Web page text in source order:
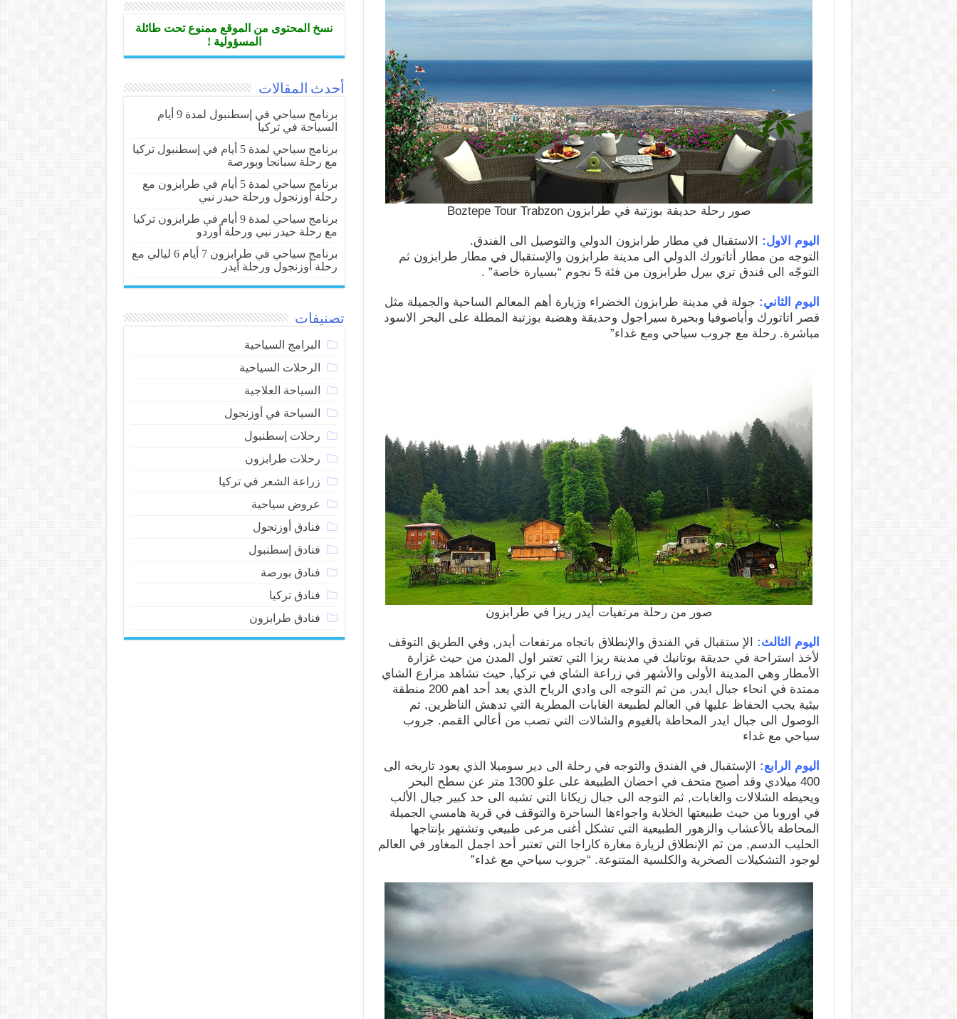
صور رحلة حديقة بوزتبة في طرابزون Boztepe Tour Trabzon
اليوم الاول: الاستقبال في مطار طرابزون الدولي والتوصيل الى الفندق.
التوجه من مطار أتاتورك الدولي الى مدينة طرابزون والإستقبال في مطار طرابزون ثم
التوجّه الى فندق تري بيرل طرابزون من فئة 5 نجوم “بسيارة خاصة” .
اليوم الثاني: جولة في مدينة طرابزون الخضراء وزيارة أهم المعالم الساحية والجميلة مثل
قصر اتاتورك وأياصوفيا وبحيرة سيراجول وحديقة وهضبة بوزتبة المطلة على البحر الاسود
مباشرة. رحلة مع جروب سياحي ومع غداء”
صور من رحلة مرتفيات أيدر ريزا في طرابزون
اليوم الثالث: الإ ستقبال في الفندق والإنطلاق باتجاه مرتفعات أيدر, وفي الطريق التوقف
لأخذ استراحة في حديقة بوتانيك في مدينة ريزا التي تعتبر اول المدن من حيث غزارة
الأمطار وهي المدينة الأولى والأشهر في زراعة الشاي في تركيا, حيث تشاهد مزارع الشاي
ممتدة في انحاء جبال ايدر, من ثم التوجه الى وادي الرياح الذي يعد أحد اهم 200 منطقة
بيئية يجب الحفاظ عليها في العالم لطبيعة الغابات المطرية التي تدهش الناظرين, ثم
الوصول الى جبال ايدر المحاطة بالغيوم والشالات التي تصب من أعالي القمم. جروب
سياحي مع غداء
اليوم الرابع: الإستقبال في الفندق والتوجه في رحلة الى دير سوميلا الذي يعود تاريخه الى
400 ميلادي وقد أصبح متحف في احضان الطبيعة على علو 1300 متر عن سطح البحر
ويحيطه الشلالات والغابات, ثم التوجه الى جبال زيكانا التي تشبه الى حد كبير جبال الألب
في اوروبا من حيث طبيعتها الخلابة واجواءها الساحرة والتوقف في قرية هامسي الجميلة
المحاطة بالأعشاب والزهور الطبيعية التي تشكل أغنى مرعى طبيعي وتشتهر بإنتاجها
الحليب الدسم, من ثم الإنطلاق لزيارة مغارة كاراجا التي تعتبر أحد اجمل المغاور في العالم
لوجود التشكيلات الصخرية والكلسية المتنوعة. “جروب سياحي مع غداء”
نسخ المحتوى من الموقع ممنوع تحت طائلة
المسؤولية !
أحدث المقالات
برنامج سياحي في إسطنبول لمدة 9 أيام
السياحة في تركيا
برنامج سياحي لمدة 5 أيام في إسطنبول تركيا
مع رحلة سبانجا وبورصة
برنامج سياحي لمدة 5 أيام في طرابزون مع
رحلة أوزنجول ورحلة حيدر نبي
برنامج سياحي لمدة 9 أيام في طرابزون تركيا
مع رحلة حيدر نبي ورحلة أوردو
برنامج سياحي في طرابزون 7 أيام 6 ليالي مع
رحلة أوزنجول ورحلة أيدر
تصنيفات
البرامج السياحية
الرحلات السياحية
السياحة العلاجية
السياحة في أوزنجول
رحلات إسطنبول
رحلات طرابزون
زراعة الشعر في تركيا
عروض سياحية
فنادق أوزنجول
فنادق إسطنبول
فنادق بورصة
فنادق تركيا
فنادق طرابزون